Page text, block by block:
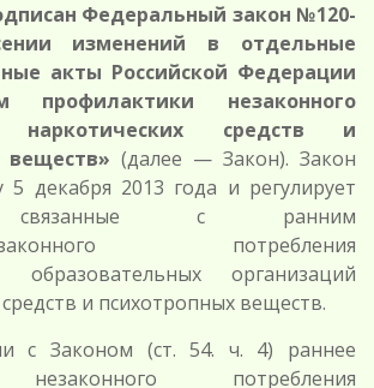
Федеральный закон №120-
изменений в отдельные
акты Российской Федерации
профилактики незаконного
наркотических средств и
веществ» (далее — Закон). Закон
5 декабря 2013 года и регулирует
связанные с ранним
потребления
образовательных организаций
и психотропных веществ.
с Законом (ст. 54. ч. 4) раннее
потребления